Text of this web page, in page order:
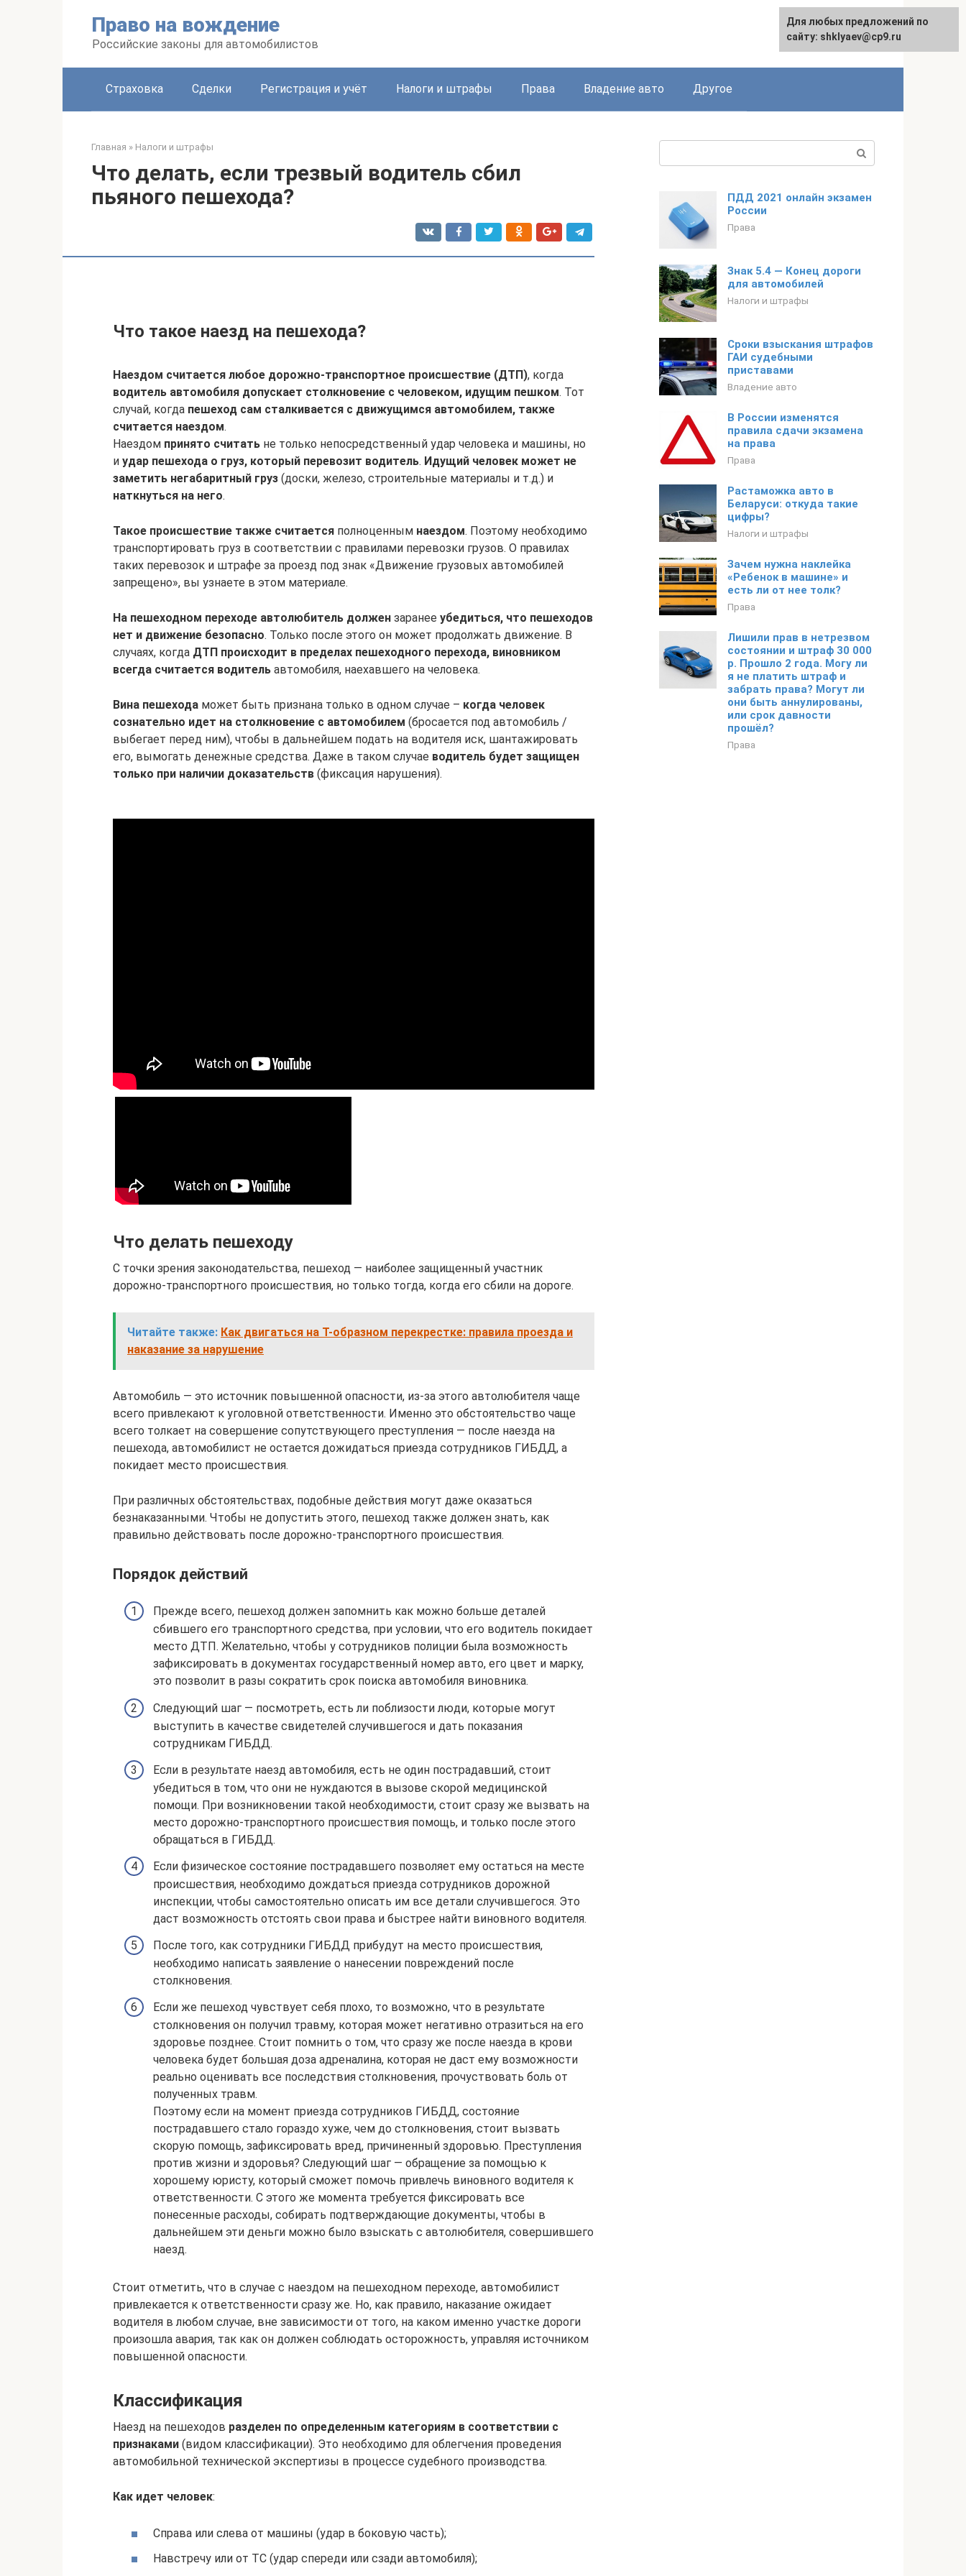
Право на вождение
Российские законы для автомобилистов
Страховка Сделки Регистрация и учёт Налоги и штрафы Права Владение авто Другое
Главная » Налоги и штрафы
Что делать, если трезвый водитель сбил
пьяного пешехода?
Что такое наезд на пешехода?
Наездом считается любое дорожно-транспортное происшествие (ДТП), когда
водитель автомобиля допускает столкновение с человеком, идущим пешком. Тот
случай, когда пешеход сам сталкивается с движущимся автомобилем, также
считается наездом.
Наездом принято считать не только непосредственный удар человека и машины, но
и удар пешехода о груз, который перевозит водитель. Идущий человек может не
заметить негабаритный груз (доски, железо, строительные материалы и т.д.) и
наткнуться на него.
Такое происшествие также считается полноценным наездом. Поэтому необходимо
транспортировать груз в соответствии с правилами перевозки грузов. О правилах
таких перевозок и штрафе за проезд под знак «Движение грузовых автомобилей
запрещено», вы узнаете в этом материале.
На пешеходном переходе автолюбитель должен заранее убедиться, что пешеходов
нет и движение безопасно. Только после этого он может продолжать движение. В
случаях, когда ДТП происходит в пределах пешеходного перехода, виновником
всегда считается водитель автомобиля, наехавшего на человека.
Вина пешехода может быть признана только в одном случае – когда человек
сознательно идет на столкновение с автомобилем (бросается под автомобиль /
выбегает перед ним), чтобы в дальнейшем подать на водителя иск, шантажировать
его, вымогать денежные средства. Даже в таком случае водитель будет защищен
только при наличии доказательств (фиксация нарушения).
Что делать пешеходу
С точки зрения законодательства, пешеход — наиболее защищенный участник
дорожно-транспортного происшествия, но только тогда, когда его сбили на дороге.
Читайте также: Как двигаться на Т-образном перекрестке: правила проезда и
наказание за нарушение
Автомобиль — это источник повышенной опасности, из-за этого автолюбителя чаще
всего привлекают к уголовной ответственности. Именно это обстоятельство чаще
всего толкает на совершение сопутствующего преступления — после наезда на
пешехода, автомобилист не остается дожидаться приезда сотрудников ГИБДД, а
покидает место происшествия.
При различных обстоятельствах, подобные действия могут даже оказаться
безнаказанными. Чтобы не допустить этого, пешеход также должен знать, как
правильно действовать после дорожно-транспортного происшествия.
Порядок действий
Прежде всего, пешеход должен запомнить как можно больше деталей
сбившего его транспортного средства, при условии, что его водитель покидает
место ДТП. Желательно, чтобы у сотрудников полиции была возможность
зафиксировать в документах государственный номер авто, его цвет и марку,
это позволит в разы сократить срок поиска автомобиля виновника.
Следующий шаг — посмотреть, есть ли поблизости люди, которые могут
выступить в качестве свидетелей случившегося и дать показания
сотрудникам ГИБДД.
Если в результате наезд автомобиля, есть не один пострадавший, стоит
убедиться в том, что они не нуждаются в вызове скорой медицинской
помощи. При возникновении такой необходимости, стоит сразу же вызвать на
место дорожно-транспортного происшествия помощь, и только после этого
обращаться в ГИБДД.
Если физическое состояние пострадавшего позволяет ему остаться на месте
происшествия, необходимо дождаться приезда сотрудников дорожной
инспекции, чтобы самостоятельно описать им все детали случившегося. Это
даст возможность отстоять свои права и быстрее найти виновного водителя.
После того, как сотрудники ГИБДД прибудут на место происшествия,
необходимо написать заявление о нанесении повреждений после
столкновения.
Если же пешеход чувствует себя плохо, то возможно, что в результате
столкновения он получил травму, которая может негативно отразиться на его
здоровье позднее. Стоит помнить о том, что сразу же после наезда в крови
человека будет большая доза адреналина, которая не даст ему возможности
реально оценивать все последствия столкновения, прочуствовать боль от
полученных травм.
Поэтому если на момент приезда сотрудников ГИБДД, состояние
пострадавшего стало гораздо хуже, чем до столкновения, стоит вызвать
скорую помощь, зафиксировать вред, причиненный здоровью. Преступления
против жизни и здоровья? Следующий шаг — обращение за помощью к
хорошему юристу, который сможет помочь привлечь виновного водителя к
ответственности. С этого же момента требуется фиксировать все
понесенные расходы, собирать подтверждающие документы, чтобы в
дальнейшем эти деньги можно было взыскать с автолюбителя, совершившего
наезд.
Стоит отметить, что в случае с наездом на пешеходном переходе, автомобилист
привлекается к ответственности сразу же. Но, как правило, наказание ожидает
водителя в любом случае, вне зависимости от того, на каком именно участке дороги
произошла авария, так как он должен соблюдать осторожность, управляя источником
повышенной опасности.
Классификация
Наезд на пешеходов разделен по определенным категориям в соответствии с
признаками (видом классификации). Это необходимо для облегчения проведения
автомобильной технической экспертизы в процессе судебного производства.
Как идет человек:
Справа или слева от машины (удар в боковую часть);
Навстречу или от ТС (удар спереди или сзади автомобиля);
ПДД 2021 онлайн экзамен
России
Права
Знак 5.4 — Конец дороги
для автомобилей
Налоги и штрафы
Сроки взыскания штрафов
ГАИ судебными
приставами
Владение авто
В России изменятся
правила сдачи экзамена
на права
Права
Растаможка авто в
Беларуси: откуда такие
цифры?
Налоги и штрафы
Зачем нужна наклейка
«Ребенок в машине» и
есть ли от нее толк?
Права
Лишили прав в нетрезвом
состоянии и штраф 30 000
р. Прошло 2 года. Могу ли
я не платить штраф и
забрать права? Могут ли
они быть аннулированы,
или срок давности
прошёл?
Права
Для любых предложений по
сайту: shklyaev@cp9.ru